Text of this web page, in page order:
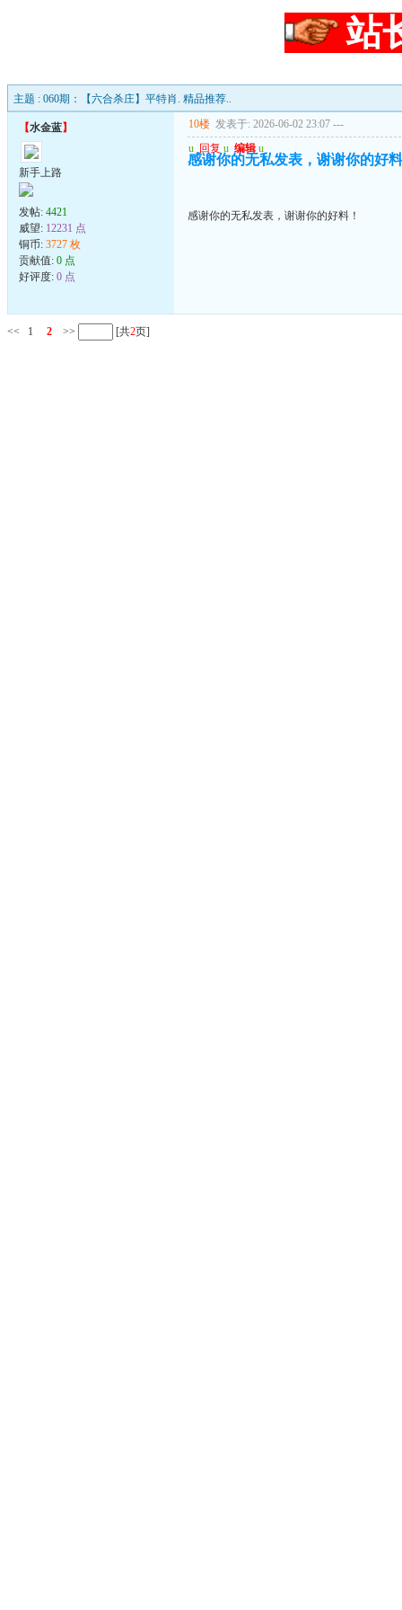
站
主题 : 060期：【六合杀庄】平特肖. 精品推荐..
【水金蓝】
新手上路
发帖: 4421
威望: 12231 点
铜币: 3727 枚
贡献值: 0 点
好评度: 0 点
10楼 发表于: 2026-06-02 23:07 ---
u 回复 u 编辑 u
感谢你的无私发表，谢谢你的好
感谢你的无私发表，谢谢你的好料！
<< 1 2 >> [共2页]